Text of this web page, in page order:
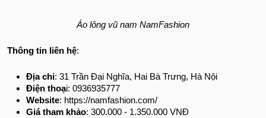
Áo lông vũ nam NamFashion
Thông tin liên hệ:
Địa chỉ: 31 Trần Đại Nghĩa, Hai Bà Trưng, Hà Nội
Điện thoại: 0936935777
Website: https://namfashion.com/
Giá tham khảo: 300.000 - 1.350.000 VNĐ